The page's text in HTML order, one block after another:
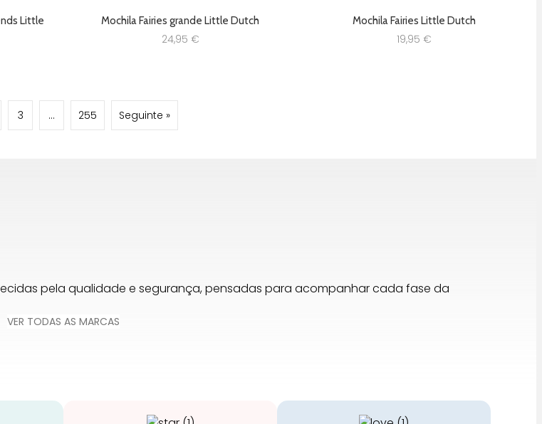
Little
Mochila Fairies grande Little Dutch
24,95 €
Mochila Fairies Little Dutch
19,95 €
3 … 255 Seguinte »
pela qualidade e segurança, pensadas para acompanhar cada fase da
VER TODAS AS MARCAS